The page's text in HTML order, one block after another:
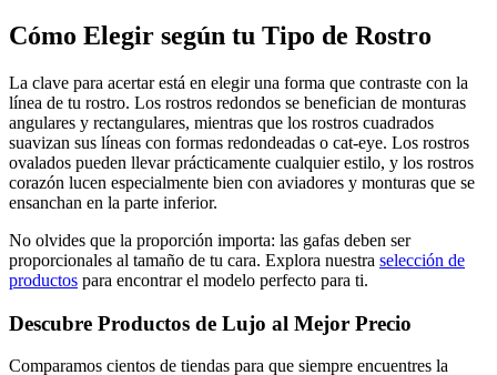
Cómo Elegir según tu Tipo de Rostro
La clave para acertar está en elegir una forma que contraste con la
línea de tu rostro. Los rostros redondos se benefician de monturas
angulares y rectangulares, mientras que los rostros cuadrados
suavizan sus líneas con formas redondeadas o cat-eye. Los rostros
ovalados pueden llevar prácticamente cualquier estilo, y los rostros
corazón lucen especialmente bien con aviadores y monturas que se
ensanchan en la parte inferior.
No olvides que la proporción importa: las gafas deben ser
proporcionales al tamaño de tu cara. Explora nuestra selección de
productos para encontrar el modelo perfecto para ti.
Descubre Productos de Lujo al Mejor Precio
Comparamos cientos de tiendas para que siempre encuentres la